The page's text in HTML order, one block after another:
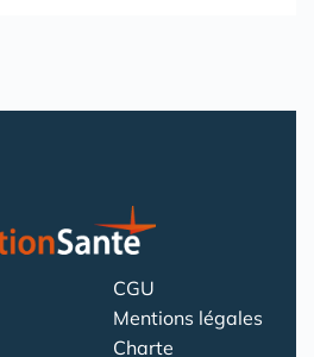
CGU
Mentions légales
Charte